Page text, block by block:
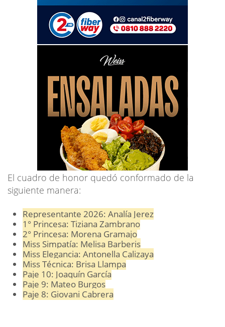
El cuadro de honor quedó conformado de la
siguiente manera:
Representante 2026: Analía Jerez
1° Princesa: Tiziana Zambrano
2° Princesa: Morena Gramajo
Miss Simpatía: Melisa Barberis
Miss Elegancia: Antonella Calizaya
Miss Técnica: Brisa Llampa
Paje 10: Joaquín García
Paje 9: Mateo Burgos
Paje 8: Giovani Cabrera